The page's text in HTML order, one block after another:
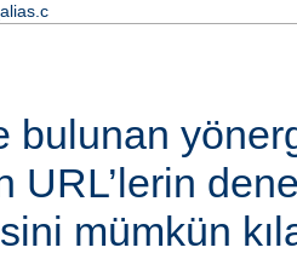
bulunan
URL’lerin
mümkün